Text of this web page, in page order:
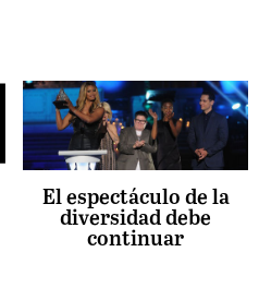
El espectáculo de la
diversidad debe
continuar